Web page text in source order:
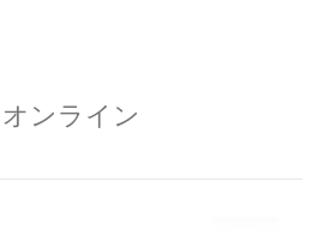
ンライン